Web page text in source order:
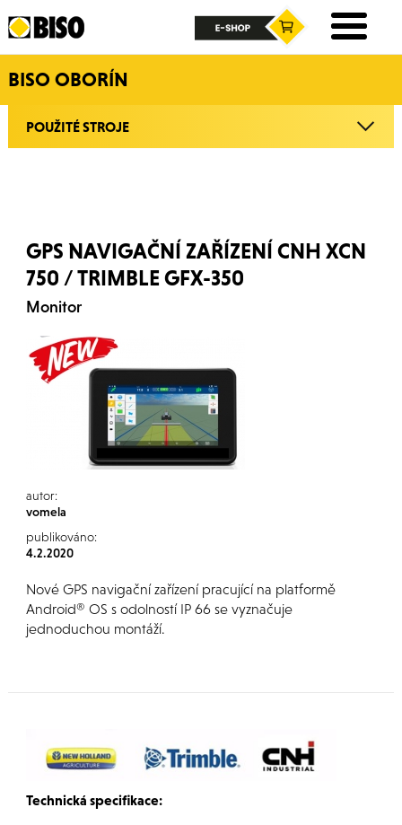
BISO OBORÍN
POUŽITÉ STROJE
GPS NAVIGAČNÍ ZAŘÍZENÍ CNH XCN
750 / TRIMBLE GFX-350
Monitor
autor:
vomela
publikováno:
4.2.2020
Nové GPS navigační zařízení pracující na platformě
Android® OS s odolností IP 66 se vyznačuje
jednoduchou montáží.
Technická specifikace: